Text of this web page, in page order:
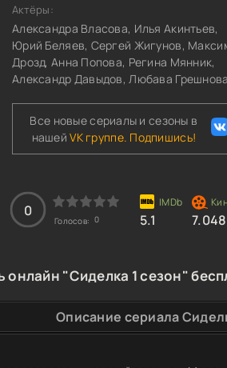
Актёры:
Александра Власова, Илья Акинтьев,
Юрий Беляев, Сергей Жигунов,
Дрозд, Анна Попова, Регина Мянник,
Александр Давыдов, Любава
Все новые сериалы и сезоны в
нашейVK группе. Подпишись!
0
Голосов: 0 5.1 7.048
онлайн "Сиделка 1 сезон"
Описание сериала